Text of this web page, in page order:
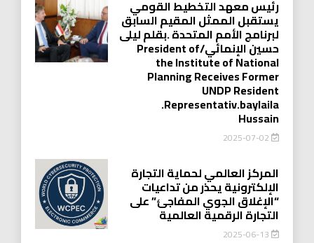
رئيس معهد التخطيط القومي
يستقبل الممثل المقيم السابق
لبرنامج الأمم المتحدة .بقلم ليلى
حسين الإنمائي/President of
the Institute of National
Planning Receives Former
UNDP Resident
.Representativ.baylaila
Hussain
2025-07-02
المركز العالمي لحماية التجارة
الإلكترونية يحذر من تداعيات
“الإغلاق الجوي المفاجئ” على
التجارة الرقمية العالمية
2025-06-13